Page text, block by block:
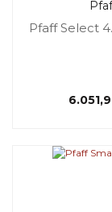
Pfaff Select